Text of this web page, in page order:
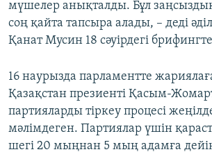
мүшелер анықталды. Бұл
соң қайта тапсыра алады, – деді
Қанат Мусин 18 сәуірдегі
16 наурызда парламентте
Қазақстан презиенті Қасым-
партияларды тіркеу процесі
мәлімдеген. Партиялар үшін
шегі 20 мыңнан 5 мың адамға